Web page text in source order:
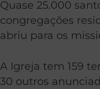
Quase 25.000
congregações
abriu para os
A Igreja tem 159
30 outros